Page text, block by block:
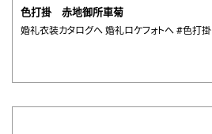
色打掛 赤地御所車菊
婚礼衣装カタログへ 婚礼ロケフォトへ #色打掛